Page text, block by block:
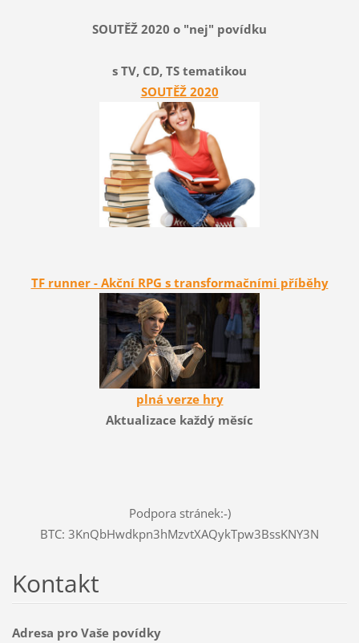
SOUTĚŽ 2020 o "nej" povídku
s TV, CD, TS tematikou
SOUTĚŽ 2020
TF runner - Akční RPG s transformačními příběhy
plná verze hry
Aktualizace každý měsíc
Podpora stránek:-)
BTC: 3KnQbHwdkpn3hMzvtXAQykTpw3BssKNY3N
Kontakt
Adresa pro Vaše povídky